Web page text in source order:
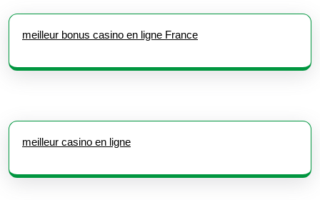
meilleur bonus casino en ligne France
meilleur casino en ligne